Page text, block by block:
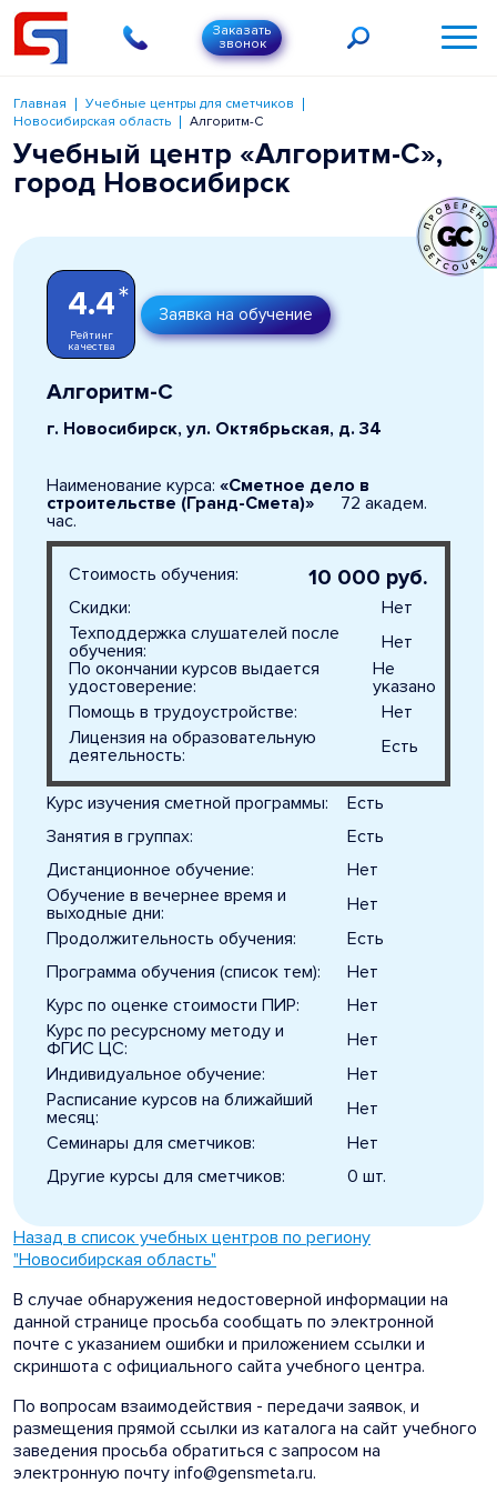
Заказать
звонок
Главная
Учебные центры для сметчиков
Новосибирская область
Алгоритм-С
Учебный центр «Алгоритм-С»,
город Новосибирск
4.4*
Рейтинг
качества
Алгоритм-С
г. Новосибирск, ул. Октябрьская, д. 34
Заявка на обучение
Наименование курса: «Сметное дело в
строительстве (Гранд-Смета)»
72 академ.
час.
Курс изучения сметной программы:
Есть
Занятия в группах:
Есть
Дистанционное обучение:
Нет
Обучение в вечернее время и
выходные дни:
Нет
Продолжительность обучения:
Есть
Программа обучения (список тем):
Нет
Курс по оценке стоимости ПИР:
Нет
Курс по ресурсному методу и
ФГИС ЦС:
Нет
Индивидуальное обучение:
Нет
Расписание курсов на ближайший
месяц:
Нет
Семинары для сметчиков:
Нет
Другие курсы для сметчиков:
0 шт.
Стоимость обучения: 10 000 руб.
Скидки:
Нет
Техподдержка слушателей после
обучения:
Нет
По окончании курсов выдается
удостоверение:
Не
указано
Помощь в трудоустройстве:
Нет
Лицензия на образовательную
деятельность:
Есть
Назад в список учебных центров по региону
"Новосибирская область"
В случае обнаружения недостоверной информации на
данной странице просьба сообщать по электронной
почте с указанием ошибки и приложением ссылки и
скриншота с официального сайта учебного центра.
По вопросам взаимодействия - передачи заявок, и
размещения прямой ссылки из каталога на сайт учебного
заведения просьба обратиться с запросом на
электронную почту info@gensmeta.ru.